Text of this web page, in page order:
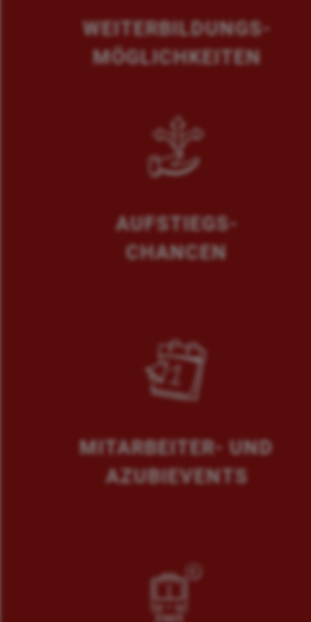
WEITERBILDUNGS-
MÖGLICHKEITEN
AUFSTIEGS-
CHANCEN
MITARBEITER- UND
AZUBIEVENTS